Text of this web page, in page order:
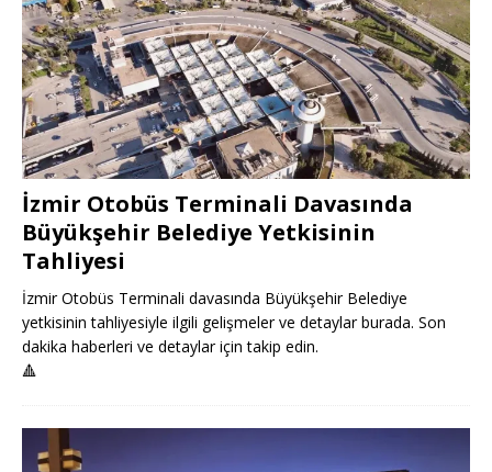
İzmir Otobüs Terminali Davasında
Büyükşehir Belediye Yetkisinin
Tahliyesi
İzmir Otobüs Terminali davasında Büyükşehir Belediye
yetkisinin tahliyesiyle ilgili gelişmeler ve detaylar burada. Son
dakika haberleri ve detaylar için takip edin.
🔺